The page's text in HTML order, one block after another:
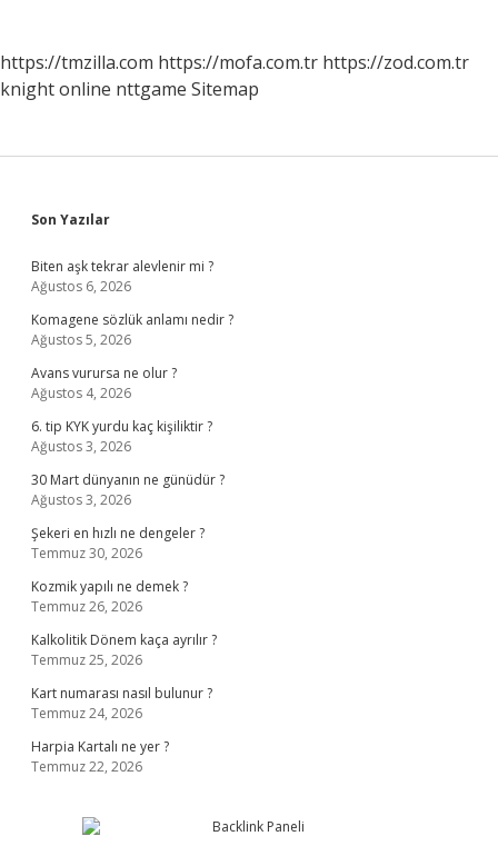
https://tmzilla.com https://mofa.com.tr https://zod.com.tr
knight online nttgame Sitemap
Sidebar
Son Yazılar
Biten aşk tekrar alevlenir mi ?
Ağustos 6, 2026
Komagene sözlük anlamı nedir ?
Ağustos 5, 2026
Avans vurursa ne olur ?
Ağustos 4, 2026
6. tip KYK yurdu kaç kişiliktir ?
Ağustos 3, 2026
30 Mart dünyanın ne günüdür ?
Ağustos 3, 2026
Şekeri en hızlı ne dengeler ?
Temmuz 30, 2026
Kozmik yapılı ne demek ?
Temmuz 26, 2026
Kalkolitik Dönem kaça ayrılır ?
Temmuz 25, 2026
Kart numarası nasıl bulunur ?
Temmuz 24, 2026
Harpia Kartalı ne yer ?
Temmuz 22, 2026